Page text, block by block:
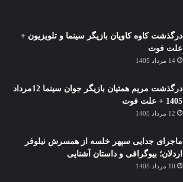
درگذشت کاوه کاویان بازیگر سینما و تلویزیون +
علت فوت
14 مرداد 1405
درگذشت مریم همتیان بازیگر جوان سینما 12مرداد
1405 + علت فوت
12 مرداد 1405
ماجرای جدایی سپهر خلسه از همسرش نیلوفر
اردلان؛ بیوگرافی و داستان آشنایی
10 مرداد 1405